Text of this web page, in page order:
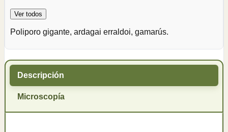
Ver todos
Poliporo gigante, ardagai erraldoi, gamarús.
Descripción
Microscopía